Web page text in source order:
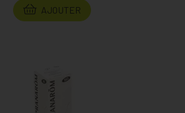
AJOUTER